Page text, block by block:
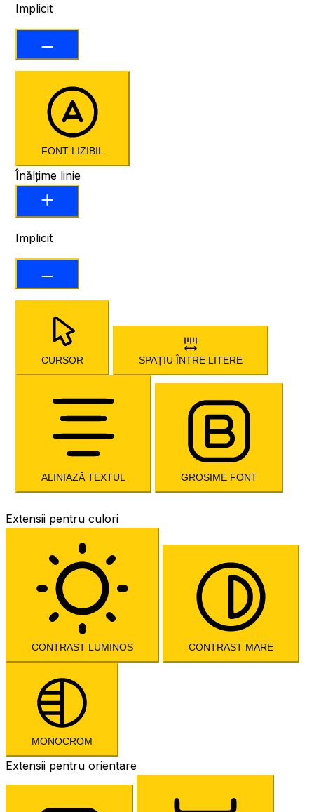
Implicit
FONT LIZIBIL
Înălțime linie
Implicit
CURSOR SPAȚIU ÎNTRE LITERE
ALINIAZĂ TEXTUL GROSIME FONT
Extensii pentru culori
CONTRAST LUMINOS CONTRAST MARE
MONOCROM
Extensii pentru orientare